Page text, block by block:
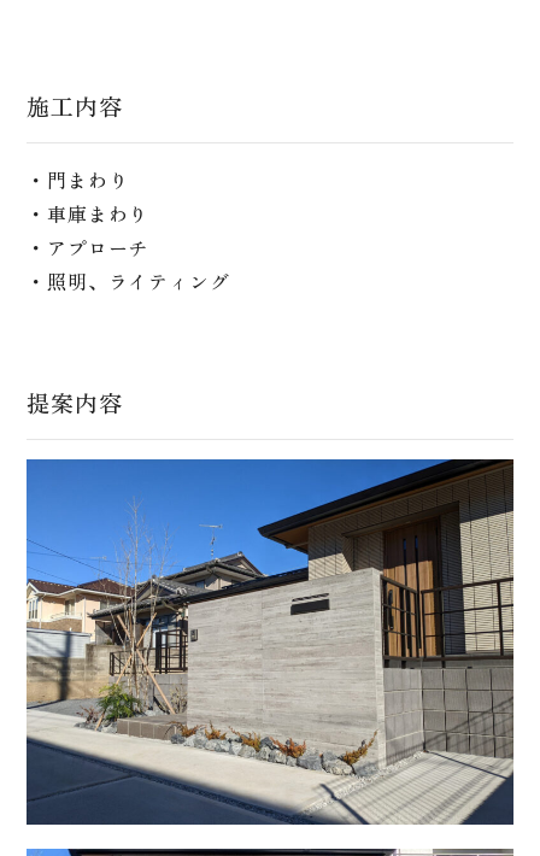
施工内容
・門まわり
・車庫まわり
・アプローチ
・照明、ライティング
提案内容